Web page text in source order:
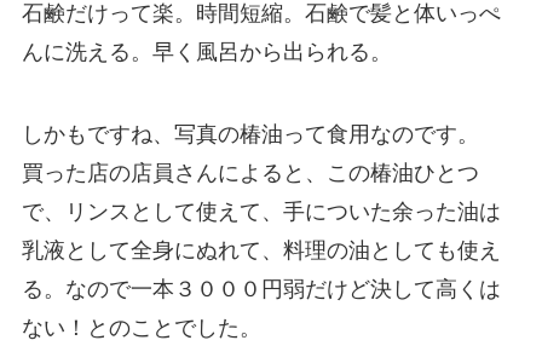
石鹸だけって楽。時間短縮。石鹸で髪と体いっぺ
んに洗える。早く風呂から出られる。
しかもですね、写真の椿油って食用なのです。
買った店の店員さんによると、この椿油ひとつ
で、リンスとして使えて、手についた余った油は
乳液として全身にぬれて、料理の油としても使え
る。なので一本３０００円弱だけど決して高くは
ない！とのことでした。